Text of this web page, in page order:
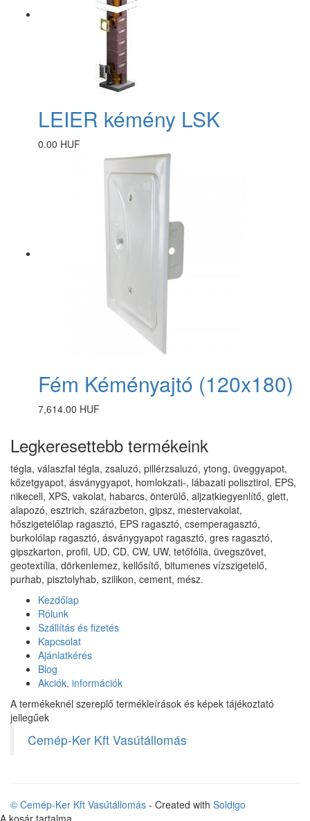
LEIER kémény LSK
0.00 HUF
Fém Kéményajtó (120x180)
7,614.00 HUF
Legkeresettebb termékeink
tégla, válaszfal tégla, zsaluzó, pillérzsaluzó, ytong, üveggyapot,
kőzetgyapot, ásványgyapot, homlokzati-, lábazati polisztirol, EPS,
nikecell, XPS, vakolat, habarcs, önterülő, aljzatkiegyenlítő, glett,
alapozó, esztrich, szárazbeton, gipsz, mestervakolat,
hőszigetelőlap ragasztó, EPS ragasztó, csemperagasztó,
burkolólap ragasztó, ásványgyapot ragasztó, gres ragasztó,
gipszkarton, profil, UD, CD, CW, UW, tetőfólia, üvegszövet,
geotextília, dörkenlemez, kellősítő, bitumenes vízszigetelő,
purhab, pisztolyhab, szilikon, cement, mész.
Kezdőlap
Rólunk
Szállítás és fizetés
Kapcsolat
Ajánlatkérés
Blog
Akciók, információk
A termékeknél szereplő termékleírások és képek tájékoztató
jellegűek
Cemép-Ker Kft Vasútállomás
© Cemép-Ker Kft Vasútállomás - Created with Soldigo
A kosár tartalma